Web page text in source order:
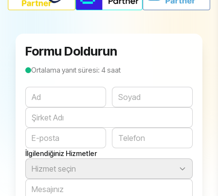
Formu Doldurun
Ortalama yanıt süresi: 4 saat
İlgilendiğiniz Hizmetler
Hizmet seçin
Website